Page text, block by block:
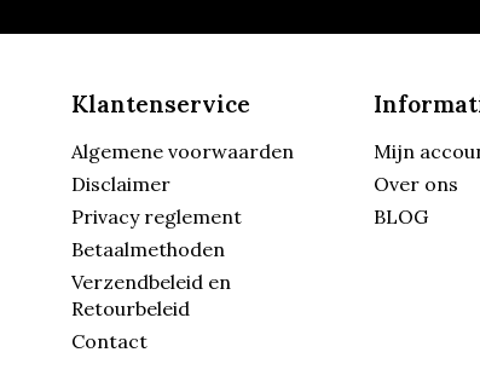
Klantenservice
Algemene voorwaarden
Disclaimer
Privacy reglement
Betaalmethoden
Verzendbeleid en
Retourbeleid
Contact
Mijn
Over ons
BLOG